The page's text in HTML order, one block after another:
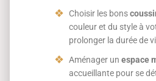
Choisir les bons
couleur et du style à
prolonger la durée de
Aménager un espace
accueillante pour se